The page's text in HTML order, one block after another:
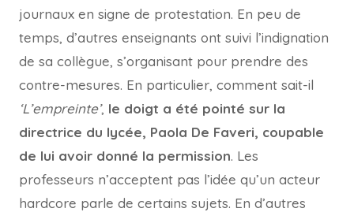
journaux en signe de protestation. En peu de
temps, d’autres enseignants ont suivi l’indignation
de sa collègue, s’organisant pour prendre des
contre-mesures. En particulier, comment sait-il
‘L’empreinte’, le doigt a été pointé sur la
directrice du lycée, Paola De Faveri, coupable
de lui avoir donné la permission. Les
professeurs n’acceptent pas l’idée qu’un acteur
hardcore parle de certains sujets. En d’autres